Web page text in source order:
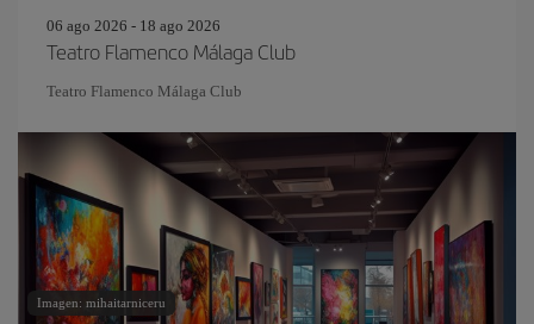
06 ago 2026 - 18 ago 2026
Teatro Flamenco Málaga Club
Teatro Flamenco Málaga Club
Imagen: mihaitarniceru